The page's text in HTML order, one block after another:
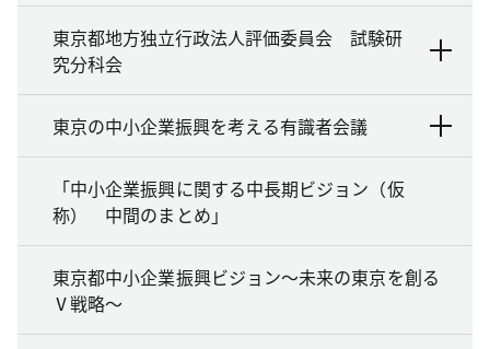
東京都地方独立行政法人評価委員会 試験研
究分科会
東京の中小企業振興を考える有識者会議
「中小企業振興に関する中長期ビジョン（仮
称） 中間のまとめ」
東京都中小企業振興ビジョン～未来の東京を創る
Ⅴ戦略～